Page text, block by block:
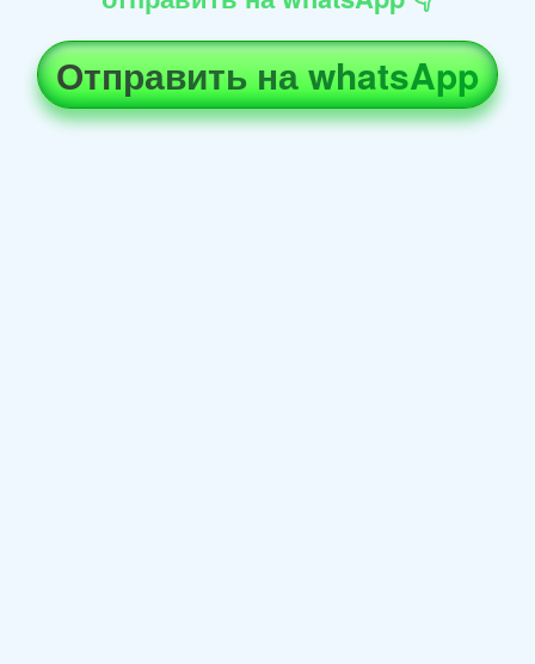
Отправить на whatsApp